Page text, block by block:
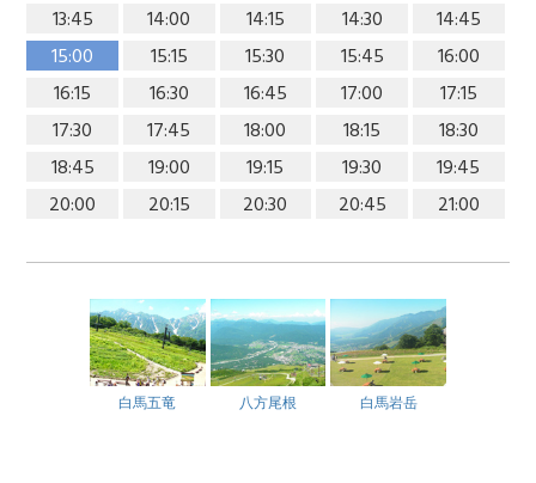
13:45
14:00 14:15 14:30
14:45
15:00
15:15 15:30 15:45
16:00
16:15
16:30 16:45 17:00
17:15
17:30
17:45 18:00 18:15
18:30
18:45
19:00 19:15 19:30
19:45
20:00
20:15 20:30 20:45 21:00
白馬五竜 八方尾根 白馬岩岳